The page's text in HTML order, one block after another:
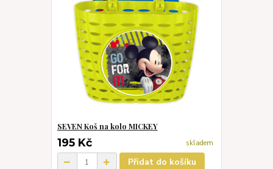
SEVEN Koš na kolo MICKEY
195 Kč skladem
Přidat do košíku